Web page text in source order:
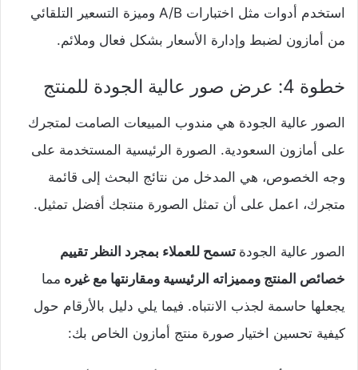
استخدم أدوات مثل اختبارات A/B وميزة التسعير التلقائي
من أمازون لضبط وإدارة الأسعار بشكل فعال وملائم.
خطوة 4: عرض صور عالية الجودة للمنتج
الصور عالية الجودة هي مندوب المبيعات الصامت لمتجرك
على أمازون السعودية. الصورة الرئيسية المستخدمة على
وجه الخصوص، هي المدخل من نتائج البحث إلى قائمة
متجرك، اعمل على أن تمثل الصورة منتجك أفضل تمثيل.
الصور عالية الجودة تسمح للعملاء بمجرد النظر تقييم
خصائص المنتج ومميزاته الرئيسية ومقارنتها مع غيره مما
يجعلها حاسمة لجذب الانتباه. فيما يلي دليل بالأرقام حول
كيفية تحسين اختيار صورة منتج أمازون الخاص بك: